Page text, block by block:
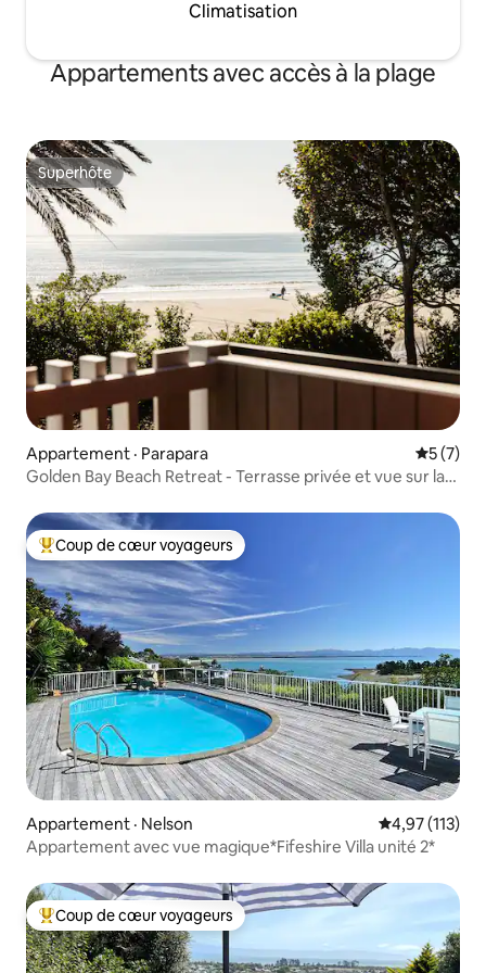
Climatisation
Appartements avec accès à la plage
Superhôte
Superhôte
Appartement · Parapara Note
5 (7)
Golden Bay Beach Retreat - Terrasse privée et vue sur la
Coup de cœur voyageurs parmi les plus aimés
Coup de cœur voyageurs
Appartement · Nelson Note
4,97 (113)
Appartement avec vue magique*Fifeshire Villa unité 2*
Coup de cœur voyageurs parmi les plus aimés
Coup de cœur voyageurs